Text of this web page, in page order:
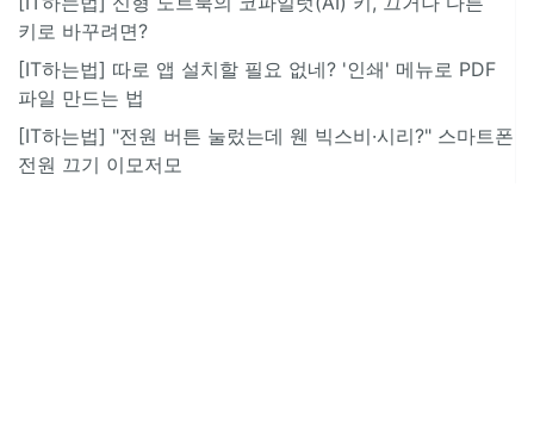
키로 바꾸려면?
[IT하는법] 따로 앱 설치할 필요 없네? '인쇄' 메뉴로 PDF
파일 만드는 법
[IT하는법] "전원 버튼 눌렀는데 웬 빅스비·시리?" 스마트폰
전원 끄기 이모저모